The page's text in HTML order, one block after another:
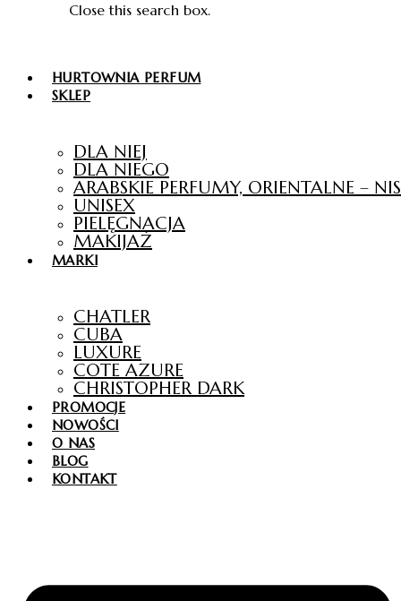
HURTOWNIA PERFUM
SKLEP
DLA NIEJ
DLA NIEGO
ARABSKIE PERFUMY, ORIENTALNE –
UNISEX
PIELĘGNACJA
MAKIJAŻ
MARKI
CHATLER
CUBA
LUXURE
COTE AZURE
CHRISTOPHER DARK
PROMOCJE
NOWOŚCI
O NAS
BLOG
KONTAKT
Close this search box.